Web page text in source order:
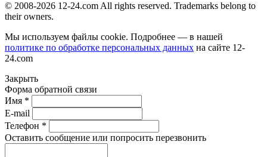
© 2008-2026 12-24.com All rights reserved. Trademarks belong to
their owners.
Мы используем файлы cookie. Подробнее — в нашей
политике по обработке персональных данных на сайте 12-
24.com
Закрыть
Форма обратной связи
Имя *
E-mail
Телефон *
Оставить сообщение или попросить перезвонить